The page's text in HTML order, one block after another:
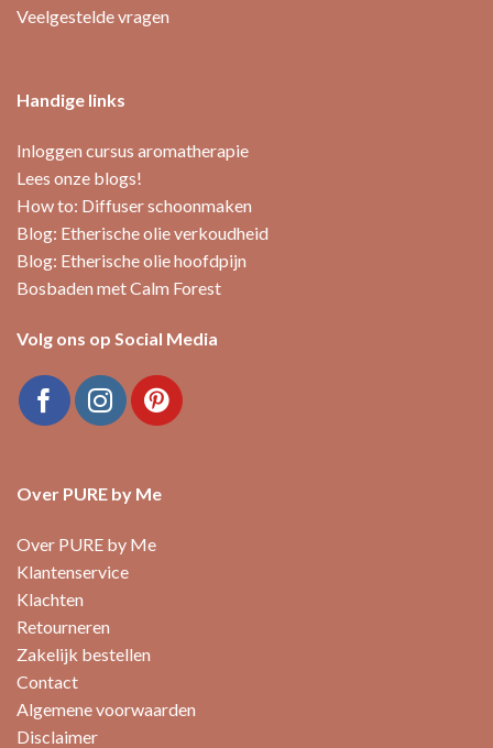
Veelgestelde vragen
Handige links
Inloggen cursus aromatherapie
Lees onze blogs!
How to: Diffuser schoonmaken
Blog: Etherische olie verkoudheid
Blog: Etherische olie hoofdpijn
Bosbaden met Calm Forest
Volg ons op Social Media
Over PURE by Me
Over PURE by Me
Klantenservice
Klachten
Retourneren
Zakelijk bestellen
Contact
Algemene voorwaarden
Disclaimer